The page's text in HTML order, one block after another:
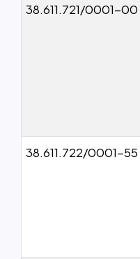
38.611.721/0001-00
38.611.722/0001-55